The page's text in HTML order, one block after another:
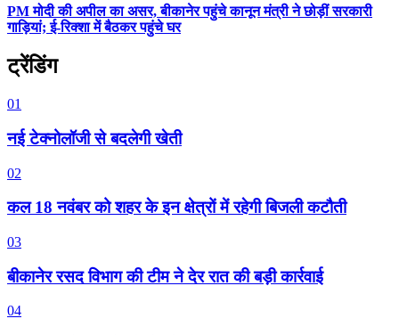
PM मोदी की अपील का असर, बीकानेर पहुंचे कानून मंत्री ने छोड़ीं सरकारी
गाड़ियां; ई-रिक्शा में बैठकर पहुंचे घर
ट्रेंडिंग
01
नई टेक्नोलॉजी से बदलेगी खेती
02
कल 18 नवंबर को शहर के इन क्षेत्रों में रहेगी बिजली कटौती
03
बीकानेर रसद विभाग की टीम ने देर रात की बड़ी कार्रवाई
04